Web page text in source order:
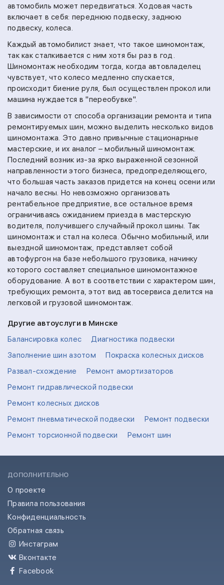
автомобиль может передвигаться. Ходовая часть
включает в себя: переднюю подвеску, заднюю
подвеску, колеса.
Каждый автомобилист знает, что такое шиномонтаж,
так как сталкивается с ним хотя бы раз в год.
Шиномонтаж необходим тогда, когда автовладелец
чувствует, что колесо медленно спускается,
происходит биение руля, был осуществлен прокол или
машина нуждается в "переобувке".
В зависимости от способа организации ремонта и типа
ремонтируемых шин, можно выделить несколько видов
шиномонтажа. Это давно привычные стационарные
мастерские, и их аналог – мобильный шиномонтаж.
Последний возник из-за ярко выраженной сезонной
направленности этого бизнеса, предопределяющего,
что большая часть заказов придется на конец осени или
начало весны. Но невозможно организовать
рентабельное предприятие, все остальное время
ограничиваясь ожиданием приезда в мастерскую
водителя, получившего случайный прокол шины. Так
шиномонтаж и стал на колеса. Обычно мобильный, или
выездной шиномонтаж, представляет собой
автофургон на базе небольшого грузовика, начинку
которого составляет специальное шиномонтажное
оборудование. А вот в соответствии с характером шин,
требующих ремонта, этот вид автосервиса делится на
легковой и грузовой шиномонтаж.
Другие автоуслуги в Минске
Балансировка колес
Диагностика подвески
Заполнение шин азотом
Покраска колесных дисков
Развал-схождение
Ремонт амортизаторов
Ремонт гидравлической подвески
Ремонт колесных дисков
Ремонт пневматической подвески
Ремонт подвески
Ремонт торсионной подвески
Ремонт шин
ДОПОЛНИТЕЛЬНО
О проекте
Правила пользования
Конфиденциальность
Обратная связь
Инстаграм
Вконтакте
Facebook